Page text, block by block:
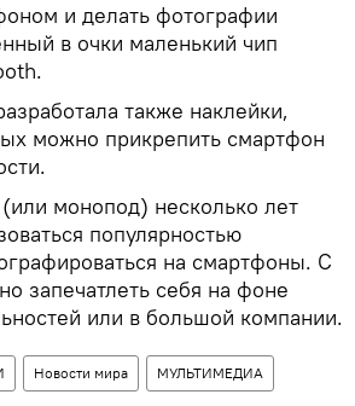
и делать фотографии
в очки маленький чип
также наклейки,
можно прикрепить смартфон
монопод) несколько лет
популярностью
на смартфоны. С
запечатлеть себя на фоне
или в большой компании.
Новости мира МУЛЬТИМЕДИА